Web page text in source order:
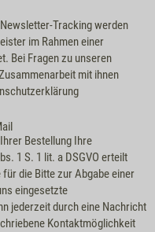
Tracking werden
im Rahmen einer
Bei Fragen zu unseren
mit ihnen
Bestellung Ihre
1 S. 1 lit. a DSGVO erteilt
die Bitte zur Abgabe einer
eingesetzte
jederzeit durch eine Nachricht
Kontaktmöglichkeit